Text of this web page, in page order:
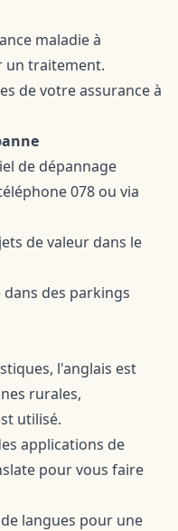
maladie à
un traitement.
de votre assurance à
de dépannage
078 ou via
de valeur dans le
dans des parkings
l'anglais est
rurales,
utilisé.
applications de
pour vous faire
langues pour une